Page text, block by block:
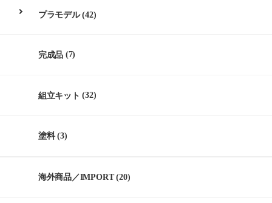
プラモデル(42)
完成品 (7)
組立キット (32)
塗料(3)
海外商品／IMPORT(20)